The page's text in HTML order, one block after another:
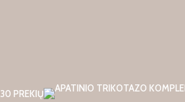
30 PREKIŲ